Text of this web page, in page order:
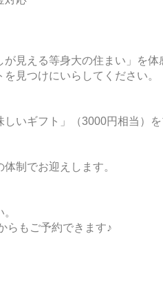
見える等身大の住まい」を体
見つけにいらしてください。
しいギフト」（3000円相当）を
制でお迎えします。
らもご予約できます♪